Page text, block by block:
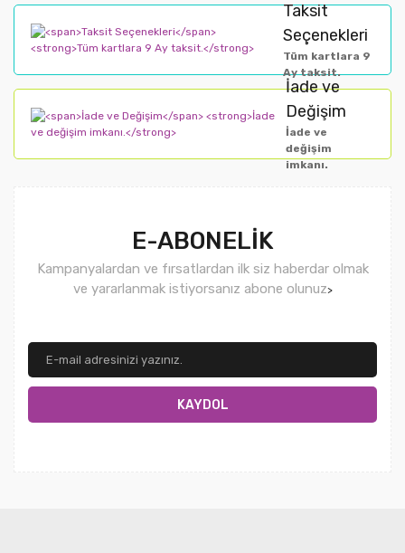
Taksit
Seçenekleri
Tüm kartlara 9
Ay taksit.
İade ve
Değişim
İade ve
değişim
imkanı.
E-ABONELİK
Kampanyalardan ve fırsatlardan ilk siz haberdar olmak
ve yararlanmak istiyorsanız abone olunuz>
KAYDOL